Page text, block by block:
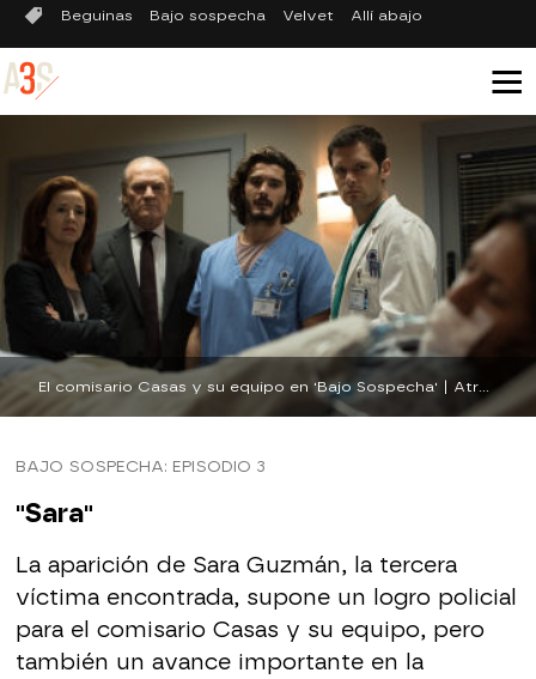
Beguinas Bajo sospecha Velvet Allí abajo
BAJO SOSPECHA: EPISODIO 3
"Sara"
La aparición de Sara Guzmán, la tercera
víctima encontrada, supone un logro policial
para el comisario Casas y su equipo, pero
también un avance importante en la
El comisario Casas y su equipo en 'Bajo Sospecha' | Atresmedia